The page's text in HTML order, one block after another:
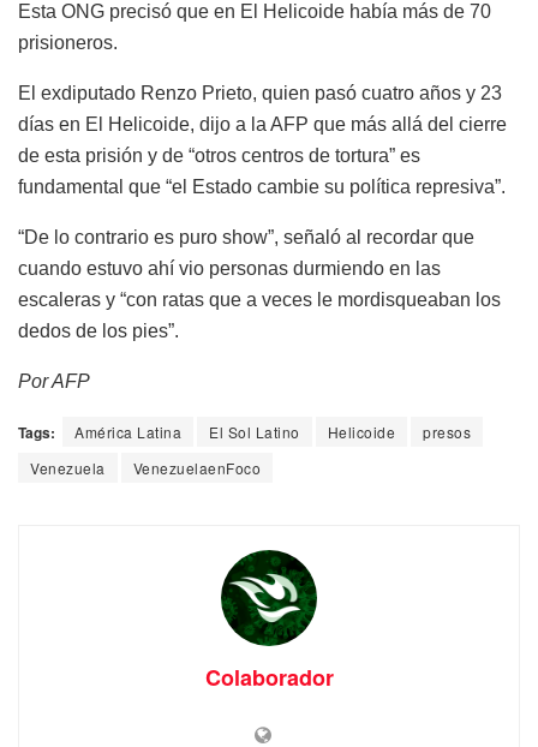
Esta ONG precisó que en El Helicoide había más de 70
prisioneros.
El exdiputado Renzo Prieto, quien pasó cuatro años y 23
días en El Helicoide, dijo a la AFP que más allá del cierre
de esta prisión y de “otros centros de tortura” es
fundamental que “el Estado cambie su política represiva”.
“De lo contrario es puro show”, señaló al recordar que
cuando estuvo ahí vio personas durmiendo en las
escaleras y “con ratas que a veces le mordisqueaban los
dedos de los pies”.
Por AFP
Tags: América Latina El Sol Latino Helicoide
presos
Venezuela
VenezuelaenFoco
Colaborador